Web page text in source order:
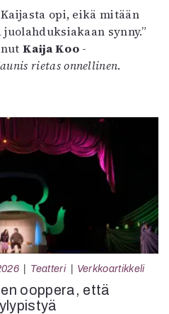
opi, eikä mitään
synny.”
Kaija Koo-
rietas onnellinen.
Teatteri Verkkoartikkeli
ooppera, että